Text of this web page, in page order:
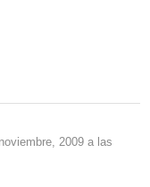
2009 a las